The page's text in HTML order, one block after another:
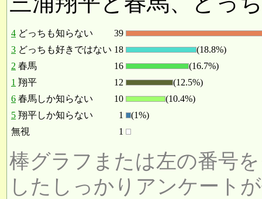
4 どっちも知らない
39
3 どっちも好きではない 18
(18.8%)
2 春馬 16
(16.7%)
1 翔平 12
(12.5%)
6 春馬しか知らない 10
(10.4%)
5 翔平しか知らない 1
(1%)
無視
1
棒グラフまたは左の番号
したしっかりアンケート